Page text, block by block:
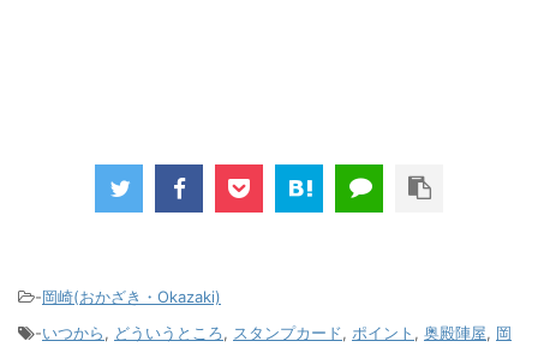
-岡崎(おかざき・Okazaki)
-いつから, どういうところ, スタンプカード, ポイント , 奥殿陣屋, 岡